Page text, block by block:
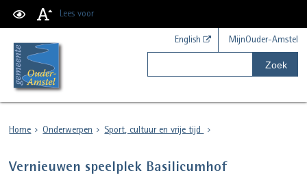
Lees voor
English MijnOuder-Amstel
Zoek
Home Onderwerpen Sport, cultuur en vrije tijd
Vernieuwen speelplek Basilicumhof